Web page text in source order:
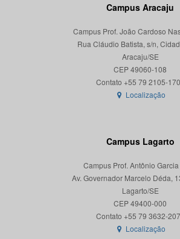
Campus Aracaju
Campus Prof. João Cardoso
Rua Cláudio Batista, s/n,
Aracaju/SE
CEP 49060-108
Localização
Campus Lagarto
Campus Prof. Antônio
Av. Governador Marcelo Déda,
Lagarto/SE
CEP 49400-000
Localização